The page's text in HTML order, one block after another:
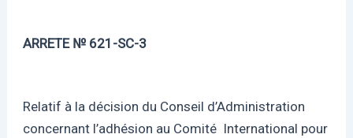
ARRETE № 621 -SC-3
Relatif à la décision du Conseil d’Administration
concernant l’adhésion au Comité International pour